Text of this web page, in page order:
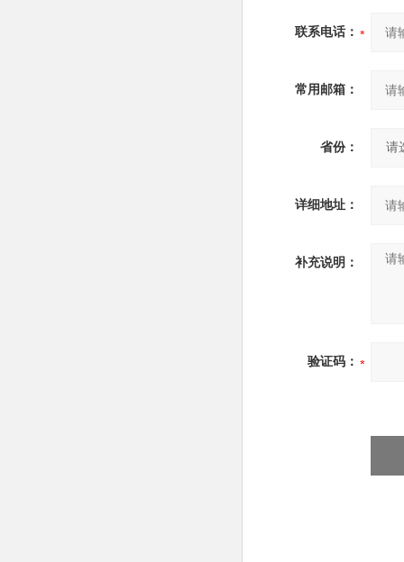
联系电话：
常用邮箱：
省份：
详细地址：
补充说明：
验证码：